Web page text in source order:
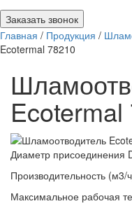
Заказать звонок
Главная / Продукция /
Ecotermal 78210
Ecotermal
Диаметр присоединения
Производительность (м3/
Максимальное рабочая